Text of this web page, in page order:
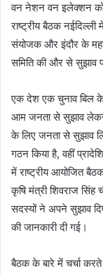
वन नेशन वन इलेक्शन को
राष्ट्रीय बैठक
संयोजक और इंदौर के
समिति की और से सुझाव
एक देश एक चुनाव बिल के
आम जनता से सुझाव
के लिए जनता से सुझाव
गठन किया है, वहीं
में राष्ट्रीय आयोजित
कृषि मंत्री शिवराज सिंह
सदस्यों ने अपने सुझाव
की जानकारी दी गई।
बैठक के बारे में चर्चा करते